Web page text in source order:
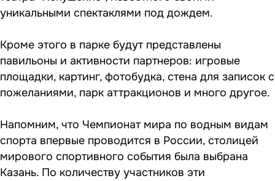
уникальными спектаклями под дождем.
Кроме этого в парке будут представлены
павильоны и активности партнеров: игровые
площадки, картинг, фотобудка, стена для записок с
пожеланиями, парк аттракционов и много другое.
Напомним, что Чемпионат мира по водным видам
спорта впервые проводится в России, столицей
мирового спортивного события была выбрана
Казань. По количеству участников эти